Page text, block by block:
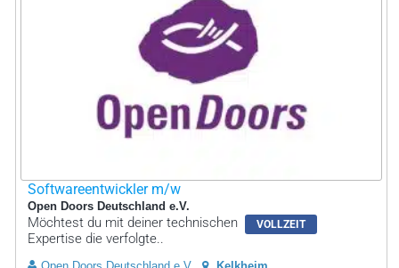
Softwareentwickler m/w
Open Doors Deutschland e.V.
VOLLZEIT
Möchtest du mit deiner technischen
Expertise die verfolgte..